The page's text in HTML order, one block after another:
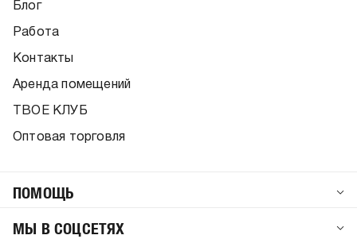
Блог
Работа
Контакты
Аренда помещений
ТВОЕ КЛУБ
Оптовая торговля
ПОМОЩЬ
МЫ В СОЦСЕТЯХ